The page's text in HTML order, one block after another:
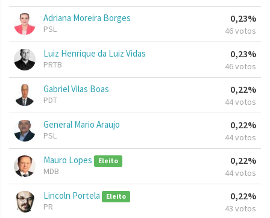
Adriana Moreira Borges
PSL
0,23%
46 votos
Luiz Henrique da Luiz Vidas
PRTB
0,23%
46 votos
Gabriel Vilas Boas
PDT
0,22%
44 votos
General Mario Araujo
PSL
0,22%
44 votos
Mauro Lopes Eleito
MDB
0,22%
44 votos
Lincoln Portela Eleito
PR
0,22%
43 votos